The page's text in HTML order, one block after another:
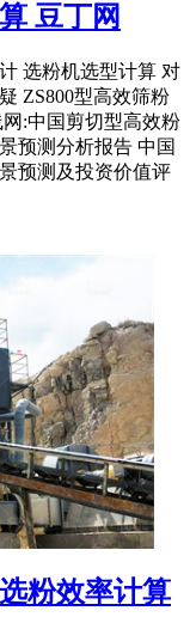
豆丁网
选粉机选型计算 对
ZS800型高效筛粉
:中国剪切型高效粉
预测分析报告 中国
预测及投资价值评
粉效率计算